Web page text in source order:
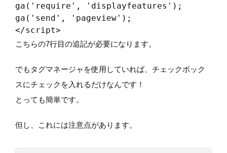
ga('require', 'displayfeatures');
ga('send', 'pageview');
</script>
こちらの7行目の追記が必要になります。
でもタグマネージャを使用していれば、チェックボック
スにチェックを入れるだけなんです！
とっても簡単です。
但し、これには注意点があります。